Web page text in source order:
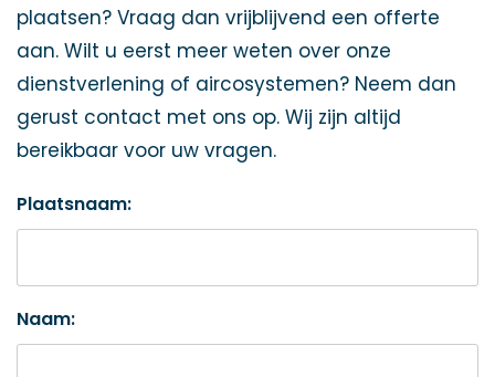
plaatsen? Vraag dan vrijblijvend een offerte
aan. Wilt u eerst meer weten over onze
dienstverlening of aircosystemen? Neem dan
gerust contact met ons op. Wij zijn altijd
bereikbaar voor uw vragen.
Plaatsnaam:
Naam: